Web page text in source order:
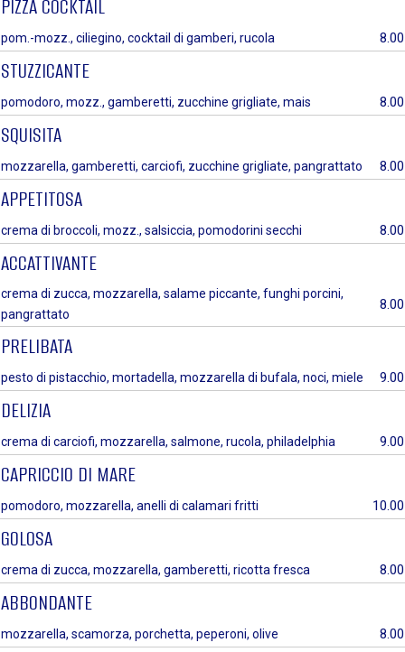
PIZZA COCKTAIL
pom.-mozz., ciliegino, cocktail di gamberi, rucola 8.00
STUZZICANTE
pomodoro, mozz., gamberetti, zucchine grigliate, mais 8.00
SQUISITA
mozzarella, gamberetti, carciofi, zucchine grigliate, pangrattato 8.00
APPETITOSA
crema di broccoli, mozz., salsiccia, pomodorini secchi 8.00
ACCATTIVANTE
crema di zucca, mozzarella, salame piccante, funghi porcini,
pangrattato
8.00
PRELIBATA
pesto di pistacchio, mortadella, mozzarella di bufala, noci, miele 9.00
DELIZIA
crema di carciofi, mozzarella, salmone, rucola, philadelphia 9.00
CAPRICCIO DI MARE
pomodoro, mozzarella, anelli di calamari fritti 10.00
GOLOSA
crema di zucca, mozzarella, gamberetti, ricotta fresca 8.00
ABBONDANTE
mozzarella, scamorza, porchetta, peperoni, olive 8.00